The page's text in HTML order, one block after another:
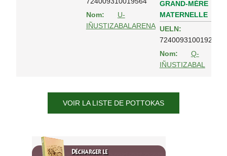
Nom:
U-
IÑUSTIZABALARENA
GRAND-MÈRE
MATERNELLE
UELN:
724009310019230
Nom:
Q-
IÑUSTIZABAL
VOIR LA LISTE DE POTTOKAS